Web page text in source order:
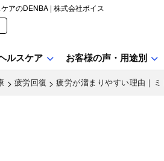
アのDENBA | 株式会社ボイス
ルスケア お客様の声・用途別
> 疲労回復 >疲労が溜まりやすい理由｜